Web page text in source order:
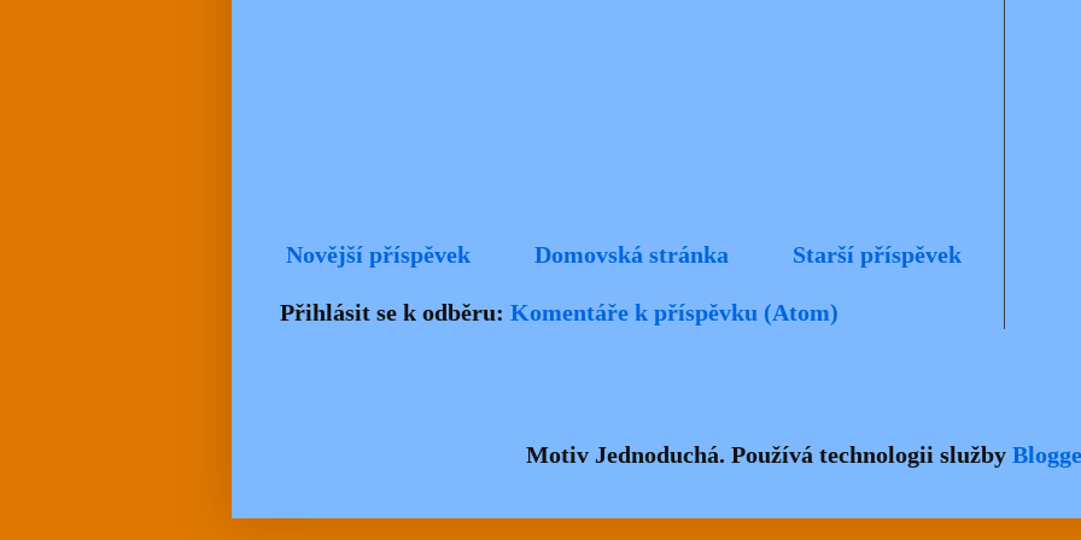
Novější příspěvek Starší příspěvek
Domovská stránka
Přihlásit se k odběru: Komentáře k příspěvku (Atom)
Motiv Jednoduchá. Používá technologii služby